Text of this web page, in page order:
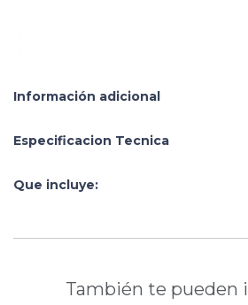
Información adicional
Especificacion Tecnica
Que incluye:
También te pueden